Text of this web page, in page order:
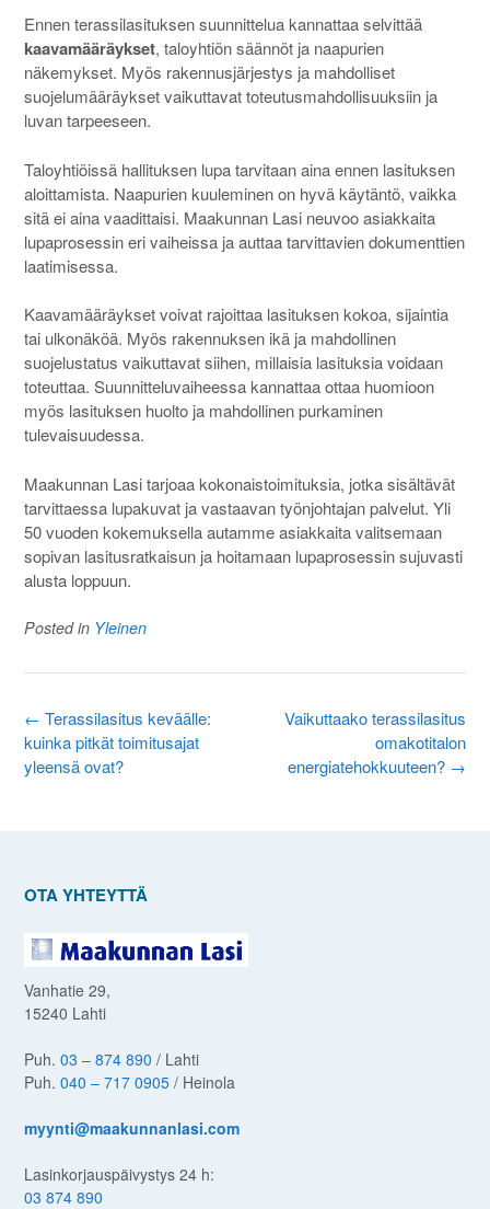
Ennen terassilasituksen suunnittelua kannattaa selvittää
kaavamääräykset, taloyhtiön säännöt ja naapurien
näkemykset. Myös rakennusjärjestys ja mahdolliset
suojelumääräykset vaikuttavat toteutusmahdollisuuksiin ja
luvan tarpeeseen.
Taloyhtiöissä hallituksen lupa tarvitaan aina ennen lasituksen
aloittamista. Naapurien kuuleminen on hyvä käytäntö, vaikka
sitä ei aina vaadittaisi. Maakunnan Lasi neuvoo asiakkaita
lupaprosessin eri vaiheissa ja auttaa tarvittavien dokumenttien
laatimisessa.
Kaavamääräykset voivat rajoittaa lasituksen kokoa, sijaintia
tai ulkonäköä. Myös rakennuksen ikä ja mahdollinen
suojelustatus vaikuttavat siihen, millaisia lasituksia voidaan
toteuttaa. Suunnitteluvaiheessa kannattaa ottaa huomioon
myös lasituksen huolto ja mahdollinen purkaminen
tulevaisuudessa.
Maakunnan Lasi tarjoaa kokonaistoimituksia, jotka sisältävät
tarvittaessa lupakuvat ja vastaavan työnjohtajan palvelut. Yli
50 vuoden kokemuksella autamme asiakkaita valitsemaan
sopivan lasitusratkaisun ja hoitamaan lupaprosessin sujuvasti
alusta loppuun.
Posted in Yleinen
Post
navigation
Vaikuttaako terassilasitus
omakotitalon
energiatehokkuuteen? →
← Terassilasitus keväälle:
kuinka pitkät toimitusajat
yleensä ovat?
OTA YHTEYTTÄ
Vanhatie 29,
15240 Lahti
Puh. 03 – 874 890 / Lahti
Puh. 040 – 717 0905 / Heinola
myynti@maakunnanlasi.com
Lasinkorjauspäivystys 24 h:
03 874 890